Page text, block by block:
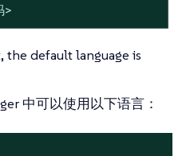
>
default language is
中可以使用以下语言：